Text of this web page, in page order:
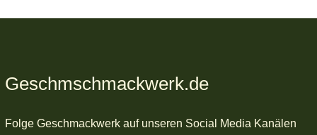
Geschmschmackwerk.de
Folge Geschmackwerk auf unseren Social Media Kanälen